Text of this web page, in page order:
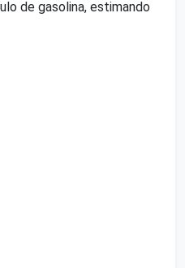
de gasolina, estimando